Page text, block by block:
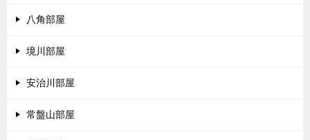
八角部屋
境川部屋
安治川部屋
常盤山部屋